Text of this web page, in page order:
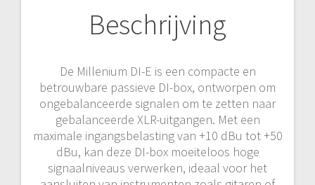
Beschrijving
De Millenium DI-E is een compacte en
betrouwbare passieve DI-box, ontworpen om
ongebalanceerde signalen om te zetten naar
gebalanceerde XLR-uitgangen. Met een
maximale ingangsbelasting van +10 dBu tot +50
dBu, kan deze DI-box moeiteloos hoge
signaalniveaus verwerken, ideaal voor het